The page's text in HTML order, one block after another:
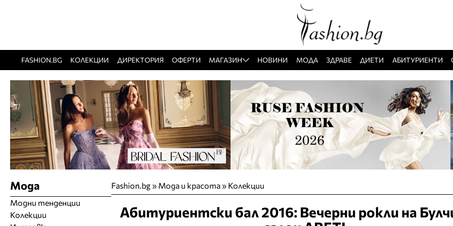
FASHION.BG КОЛЕКЦИИ ДИРЕКТОРИЯ ОФЕРТИ МАГАЗИН НОВИНИ МОДА ЗДРАВЕ ДИЕТИ АБИТУРИЕНТИ
Fashion.bg» Мода и красота» Колекции
Абитуриентски бал 2016: Вечерни рокли на
Мода
Модни тенденции
Колекции